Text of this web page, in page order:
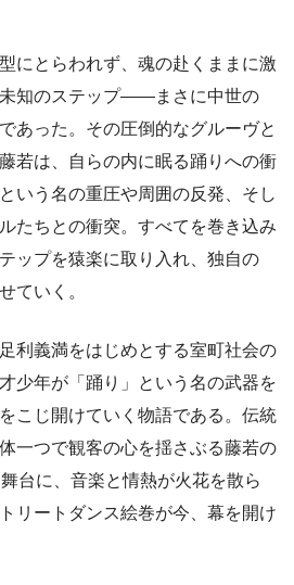
にとらわれず、魂の赴くままに激
未知のステップ――まさに中世の
あった。その圧倒的なグルーヴと
若は、自らの内に眠る踊りへの衝
いう名の重圧や周囲の反発、そし
たちとの衝突。すべてを巻き込み
ップを猿楽に取り入れ、独自の
ていく。
利義満をはじめとする室町社会の
少年が「踊り」という名の武器を
こじ開けていく物語である。伝統
一つで観客の心を揺さぶる藤若の
台に、音楽と情熱が火花を散ら
リートダンス絵巻が今、幕を開け